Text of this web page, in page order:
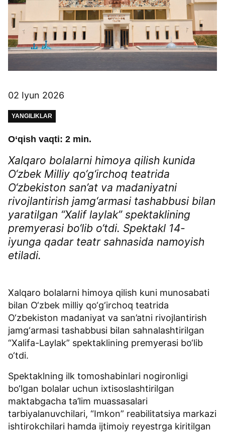
02 Iyun 2026
YANGILIKLAR
O‘qish vaqti: 2 min.
Xalqaro bolalarni himoya qilish kunida
O‘zbek Milliy qo‘g‘irchoq teatrida
O‘zbekiston san’at va madaniyatni
rivojlantirish jamg‘armasi tashabbusi bilan
yaratilgan “Xalif laylak” spektaklining
premyerasi bo‘lib o‘tdi. Spektakl 14-
iyunga qadar teatr sahnasida namoyish
etiladi.
Xalqaro bolalarni himoya qilish kuni munosabati
bilan O‘zbek milliy qo‘g‘irchoq teatrida
O‘zbekiston madaniyat va san’atni rivojlantirish
jamg‘armasi tashabbusi bilan sahnalashtirilgan
“Xalifa-Laylak” spektaklining premyerasi bo‘lib
o‘tdi.
Spektaklning ilk tomoshabinlari nogironligi
bo‘lgan bolalar uchun ixtisoslashtirilgan
maktabgacha ta’lim muassasalari
tarbiyalanuvchilari, “Imkon” reabilitatsiya markazi
ishtirokchilari hamda ijtimoiy reyestrga kiritilgan